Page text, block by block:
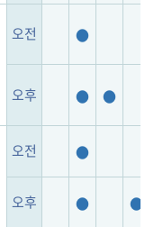
오전 ●
오후 ● ●
오전 ●
오후 ● ●